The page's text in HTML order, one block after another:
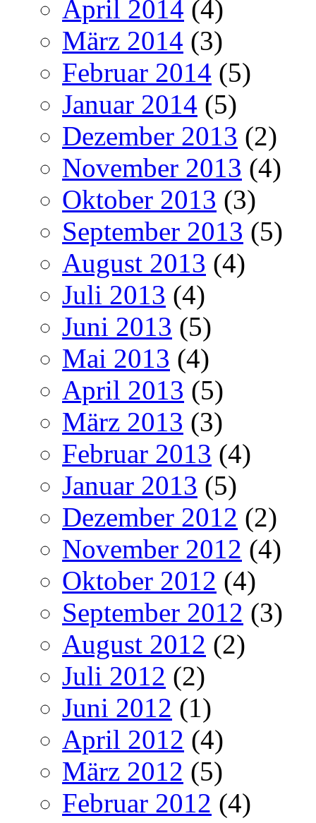
April 2014 (4)
März 2014 (3)
Februar 2014 (5)
Januar 2014 (5)
Dezember 2013 (2)
November 2013 (4)
Oktober 2013 (3)
September 2013 (5)
August 2013 (4)
Juli 2013 (4)
Juni 2013 (5)
Mai 2013 (4)
April 2013 (5)
März 2013 (3)
Februar 2013 (4)
Januar 2013 (5)
Dezember 2012 (2)
November 2012 (4)
Oktober 2012 (4)
September 2012 (3)
August 2012 (2)
Juli 2012 (2)
Juni 2012 (1)
April 2012 (4)
März 2012 (5)
Februar 2012 (4)